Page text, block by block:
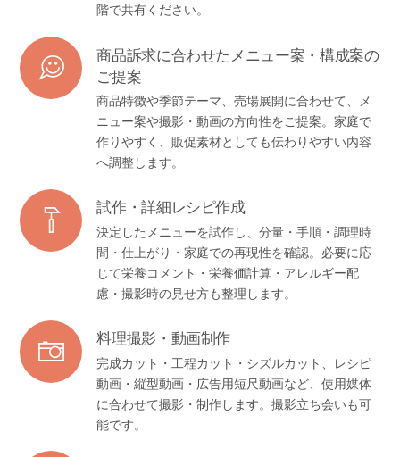
階で共有ください。
商品訴求に合わせたメニュー案・構成案の
ご提案
商品特徴や季節テーマ、売場展開に合わせて、メ
ニュー案や撮影・動画の方向性をご提案。家庭で
作りやすく、販促素材としても伝わりやすい内容
へ調整します。
試作・詳細レシピ作成
決定したメニューを試作し、分量・手順・調理時
間・仕上がり・家庭での再現性を確認。必要に応
じて栄養コメント・栄養価計算・アレルギー配
慮・撮影時の見せ方も整理します。
料理撮影・動画制作
完成カット・工程カット・シズルカット、レシピ
動画・縦型動画・広告用短尺動画など、使用媒体
に合わせて撮影・制作します。撮影立ち会いも可
能です。